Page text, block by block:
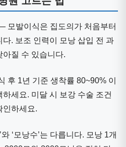
모발이식은 집도의가 처음부터
. 보조 인력이 모낭 삽입 전 과
아질 수 있습니다.
후 1년 기준 생착률 80~90% 이
세요. 미달 시 보강 수술 조건
인하세요.
‘모낭수’는 다릅니다. 모낭 1개